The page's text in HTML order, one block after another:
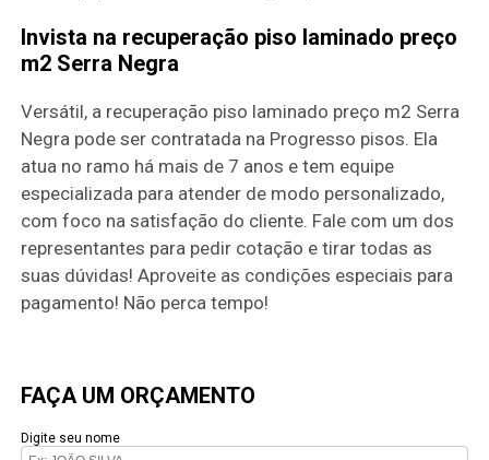
Invista na recuperação piso laminado preço
m2 Serra Negra
Versátil, a recuperação piso laminado preço m2 Serra
Negra pode ser contratada na Progresso pisos. Ela
atua no ramo há mais de 7 anos e tem equipe
especializada para atender de modo personalizado,
com foco na satisfação do cliente. Fale com um dos
representantes para pedir cotação e tirar todas as
suas dúvidas! Aproveite as condições especiais para
pagamento! Não perca tempo!
FAÇA UM ORÇAMENTO
Digite seu nome